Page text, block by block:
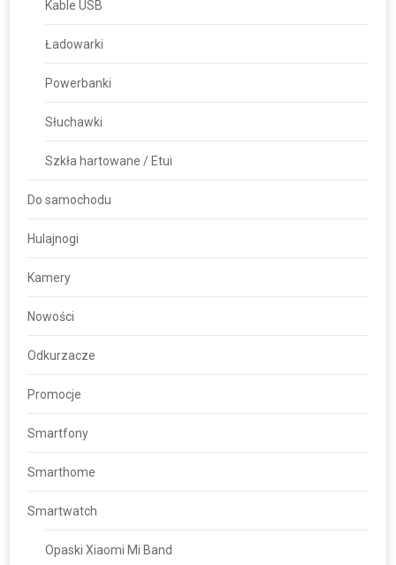
Kable USB
Ładowarki
Powerbanki
Słuchawki
Szkła hartowane / Etui
Do samochodu
Hulajnogi
Kamery
Nowości
Odkurzacze
Promocje
Smartfony
Smarthome
Smartwatch
Opaski Xiaomi Mi Band